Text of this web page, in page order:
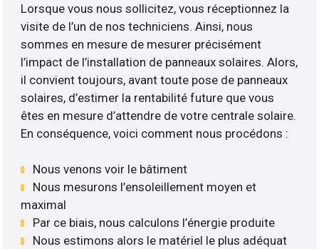
Lorsque vous nous sollicitez, vous réceptionnez la
visite de l’un de nos techniciens. Ainsi, nous
sommes en mesure de mesurer précisément
l’impact de l’installation de panneaux solaires. Alors,
il convient toujours, avant toute pose de panneaux
solaires, d’estimer la rentabilité future que vous
êtes en mesure d’attendre de votre centrale solaire.
En conséquence, voici comment nous procédons :
Nous venons voir le bâtiment
Nous mesurons l’ensoleillement moyen et
maximal
Par ce biais, nous calculons l’énergie produite
Nous estimons alors le matériel le plus adéquat